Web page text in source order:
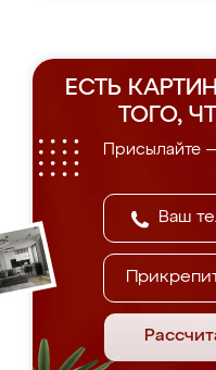
ЕСТЬ
ТОГО,
Присылайте